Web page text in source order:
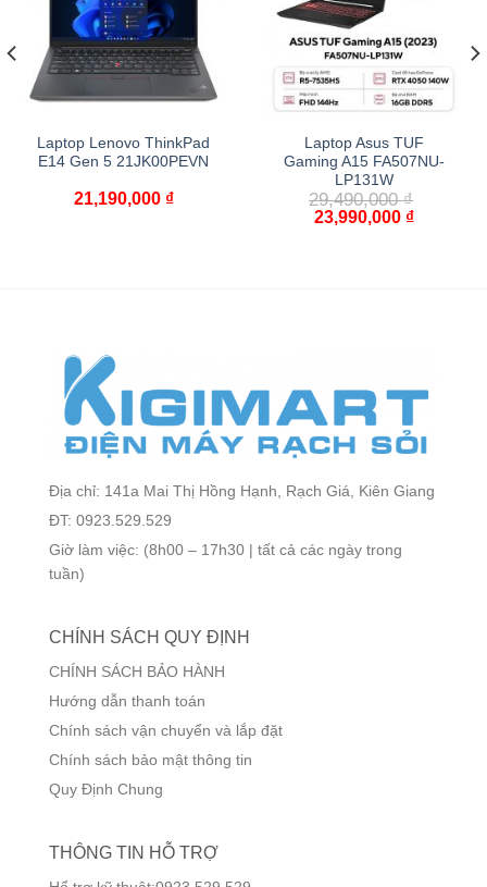
Laptop Lenovo ThinkPad
E14 Gen 5 21JK00PEVN
21,190,000 ₫
Laptop Asus TUF
Gaming A15 FA507NU-
LP131W
29,490,000₫
23,990,000 ₫
Địa chỉ: 141a Mai Thị Hồng Hạnh, Rạch Giá, Kiên Giang
ĐT: 0923.529.529
Giờ làm việc: (8h00 – 17h30 | tất cả các ngày trong
tuần)
CHÍNH SÁCH QUY ĐỊNH
CHÍNH SÁCH BẢO HÀNH
Hướng dẫn thanh toán
Chính sách vận chuyển và lắp đặt
Chính sách bảo mật thông tin
Quy Định Chung
THÔNG TIN HỖ TRỢ